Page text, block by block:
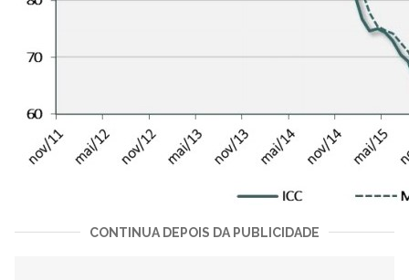
CONTINUA DEPOIS DA PUBLICIDADE